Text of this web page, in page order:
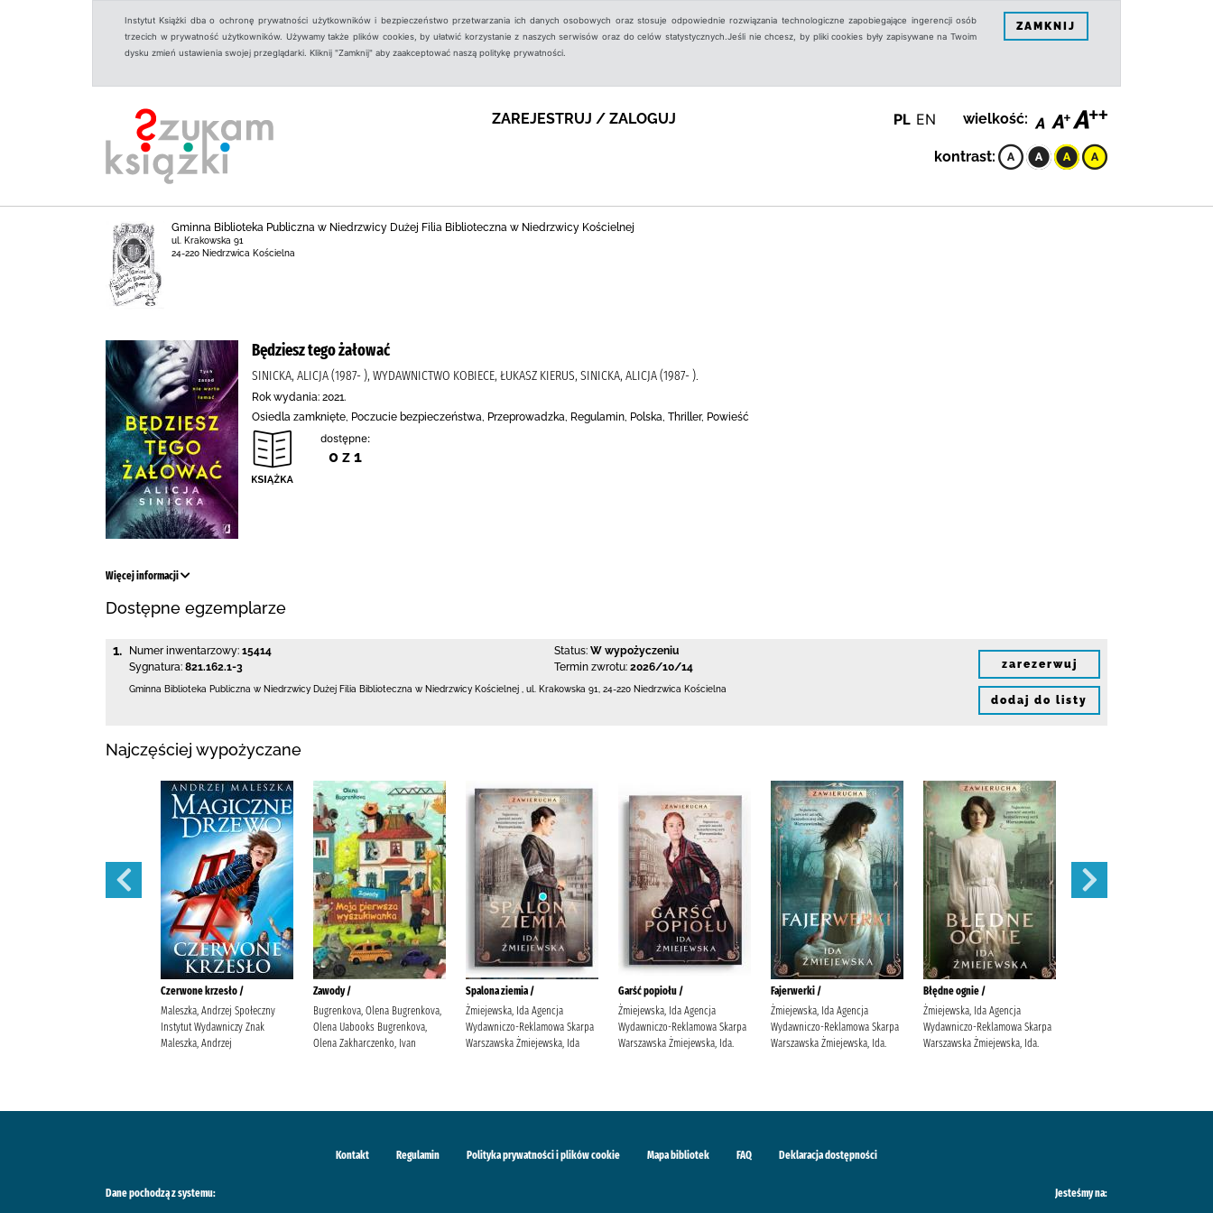
Instytut Książki dba o ochronę prywatności użytkowników i bezpieczeństwo przetwarzania ich danych osobowych oraz stosuje odpowiednie rozwiązania technologiczne zapobiegające ingerencji osób
trzecich w prywatność użytkowników. Używamy także plików cookies, by ułatwić korzystanie z naszych serwisów oraz do celów statystycznych.Jeśli nie chcesz, by pliki cookies były zapisywane na Twoim
dysku zmień ustawienia swojej przeglądarki. Kliknij "Zamknij" aby zaakceptować naszą politykę prywatności.
ZAMKNIJ
ZAREJESTRUJ / ZALOGUJ PL EN wielkość:
kontrast:
Gminna Biblioteka Publiczna w Niedrzwicy Dużej Filia Biblioteczna w Niedrzwicy Kościelnej
ul. Krakowska 91
24-220 Niedrzwica Kościelna
Będziesz tego żałować
SINICKA, ALICJA (1987- ), WYDAWNICTWO KOBIECE, ŁUKASZ KIERUS, SINICKA, ALICJA (1987- ).
Rok wydania: 2021.
Osiedla zamknięte, Poczucie bezpieczeństwa, Przeprowadzka, Regulamin, Polska, Thriller, Powieść
dostępne:
0 z 1
Więcej informacji
Dostępne egzemplarze
1. Numer inwentarzowy: 15414
Sygnatura: 821.162.1-3
Status: W wypożyczeniu
Termin zwrotu: 2026/10/14
Gminna Biblioteka Publiczna w Niedrzwicy Dużej Filia Biblioteczna w Niedrzwicy Kościelnej ul. Krakowska 91 24-220 Niedrzwica Kościelna
zarezerwuj
dodaj do listy
Najczęściej wypożyczane
Czerwone krzesło /
Maleszka, Andrzej Społeczny
Instytut Wydawniczy Znak
Maleszka, Andrzej
Zawody /
Bugrenkova, Olena Bugrenkova,
Olena Uabooks Bugrenkova,
Olena Zakharczenko, Ivan
Spalona ziemia /
Żmiejewska, Ida Agencja
Wydawniczo-Reklamowa Skarpa
Warszawska Żmiejewska, Ida
Garść popiołu /
Żmiejewska, Ida Agencja
Wydawniczo-Reklamowa Skarpa
Warszawska Żmiejewska, Ida.
Fajerwerki /
Żmiejewska, Ida Agencja
Wydawniczo-Reklamowa Skarpa
Warszawska Żmiejewska, Ida.
Błędne ognie /
Żmiejewska, Ida Agencja
Wydawniczo-Reklamowa Skarpa
Warszawska Żmiejewska, Ida.
Kontakt Regulamin Polityka prywatności i plików cookie Mapa bibliotek FAQ Deklaracja dostępności
Dane pochodzą z systemu: Jesteśmy na: